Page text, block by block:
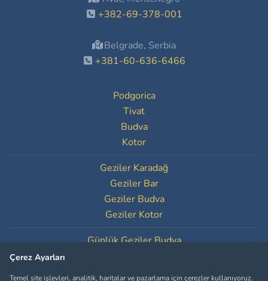
+382-69-378-001
Belgrade, Serbia
+381-60-636-6466
Podgorica
Tivat
Budva
Kotor
Geziler Karadağ
Geziler Bar
Geziler Budva
Geziler Kotor
Günlük Geziler Budva
Çerez Ayarları
Temel site işlevleri, analitik, haritalar ve pazarlama için çerezler kullanıyoruz.